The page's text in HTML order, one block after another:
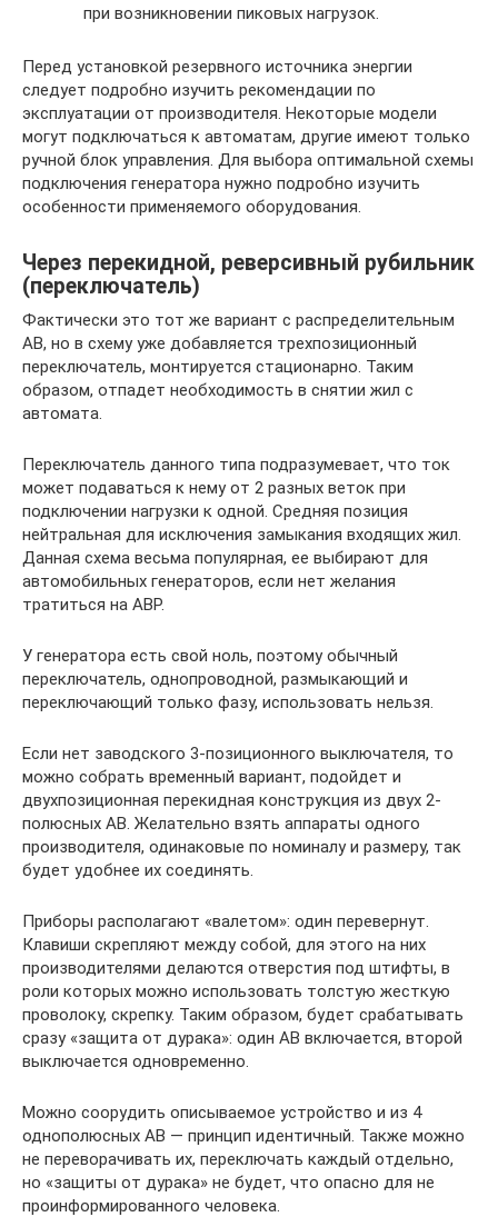
при возникновении пиковых нагрузок.
Перед установкой резервного источника энергии
следует подробно изучить рекомендации по
эксплуатации от производителя. Некоторые модели
могут подключаться к автоматам, другие имеют только
ручной блок управления. Для выбора оптимальной схемы
подключения генератора нужно подробно изучить
особенности применяемого оборудования.
Через перекидной, реверсивный рубильник
(переключатель)
Фактически это тот же вариант с распределительным
АВ, но в схему уже добавляется трехпозиционный
переключатель, монтируется стационарно. Таким
образом, отпадет необходимость в снятии жил с
автомата.
Переключатель данного типа подразумевает, что ток
может подаваться к нему от 2 разных веток при
подключении нагрузки к одной. Средняя позиция
нейтральная для исключения замыкания входящих жил.
Данная схема весьма популярная, ее выбирают для
автомобильных генераторов, если нет желания
тратиться на АВР.
У генератора есть свой ноль, поэтому обычный
переключатель, однопроводной, размыкающий и
переключающий только фазу, использовать нельзя.
Если нет заводского 3-позиционного выключателя, то
можно собрать временный вариант, подойдет и
двухпозиционная перекидная конструкция из двух 2-
полюсных АВ. Желательно взять аппараты одного
производителя, одинаковые по номиналу и размеру, так
будет удобнее их соединять.
Приборы располагают «валетом»: один перевернут.
Клавиши скрепляют между собой, для этого на них
производителями делаются отверстия под штифты, в
роли которых можно использовать толстую жесткую
проволоку, скрепку. Таким образом, будет срабатывать
сразу «защита от дурака»: один АВ включается, второй
выключается одновременно.
Можно соорудить описываемое устройство и из 4
однополюсных АВ — принцип идентичный. Также можно
не переворачивать их, переключать каждый отдельно,
но «защиты от дурака» не будет, что опасно для не
проинформированного человека.